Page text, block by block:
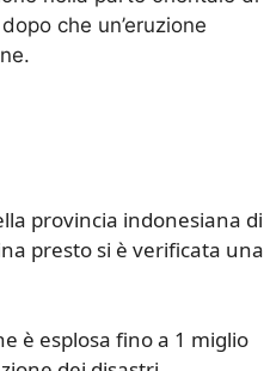
che un’eruzione
provincia indonesiana di
presto si è verificata una
è esplosa fino a 1 miglio